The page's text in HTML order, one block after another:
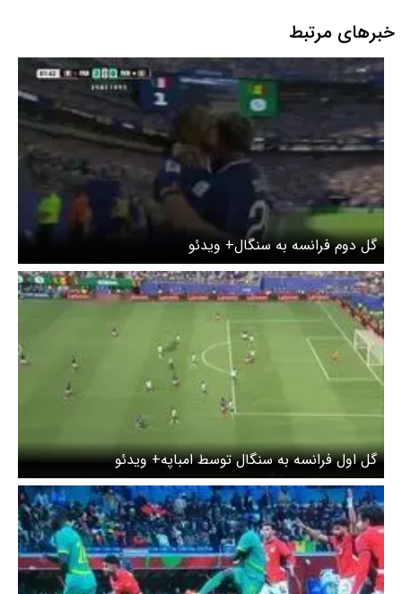
خبرهای مرتبط
گل دوم فرانسه به سنگال+ ویدئو
گل اول فرانسه به سنگال توسط امباپه+ ویدئو